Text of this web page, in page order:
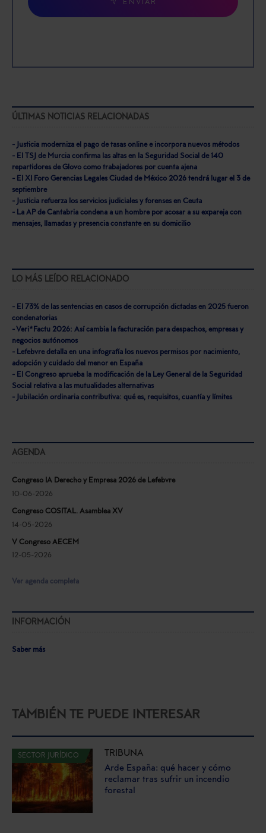
ENVIAR
ÚLTIMAS NOTICIAS RELACIONADAS
- Justicia moderniza el pago de tasas online e incorpora nuevos métodos
- El TSJ de Murcia confirma las altas en la Seguridad Social de 140
repartidores de Glovo como trabajadores por cuenta ajena
- El XI Foro Gerencias Legales Ciudad de México 2026 tendrá lugar el 3 de
septiembre
- Justicia refuerza los servicios judiciales y forenses en Ceuta
- La AP de Cantabria condena a un hombre por acosar a su expareja con
mensajes, llamadas y presencia constante en su domicilio
LO MÁS LEÍDO RELACIONADO
- El 73% de las sentencias en casos de corrupción dictadas en 2025 fueron
condenatorias
- Veri*Factu 2026: Así cambia la facturación para despachos, empresas y
negocios autónomos
- Lefebvre detalla en una infografía los nuevos permisos por nacimiento,
adopción y cuidado del menor en España
- El Congreso aprueba la modificación de la Ley General de la Seguridad
Social relativa a las mutualidades alternativas
- Jubilación ordinaria contributiva: qué es, requisitos, cuantía y límites
AGENDA
Congreso IA Derecho y Empresa 2026 de Lefebvre
10-06-2026
Congreso COSITAL. Asamblea XV
14-05-2026
V Congreso AECEM
12-05-2026
Ver agenda completa
INFORMACIÓN
Saber más
TAMBIÉN TE PUEDE INTERESAR
SECTOR JURÍDICO
TRIBUNA
Arde España: qué hacer y cómo
reclamar tras sufrir un incendio
forestal